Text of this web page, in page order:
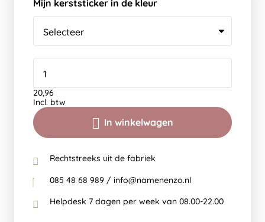
Mijn kerststicker in de kleur
In winkelwagen
20,96
Incl. btw
Rechtstreeks uit de fabriek
085 48 68 989 / info@namenenzo.nl
Helpdesk 7 dagen per week van 08.00-22.00